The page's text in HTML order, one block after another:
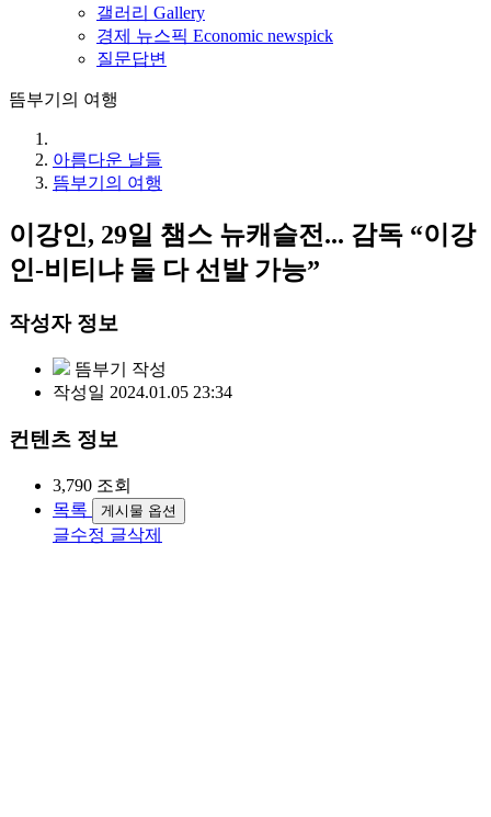
갤러리 Gallery
경제 뉴스픽 Economic newspick
질문답변
뜸부기의 여행
아름다운 날들
뜸부기의 여행
이강인, 29일 챔스 뉴캐슬전... 감독 “이강
인-비티냐 둘 다 선발 가능”
작성자 정보
뜸부기
작성
작성일 2024.01.05 23:34
컨텐츠 정보
3,790 조회
목록
게시물 옵션
글수정 글삭제